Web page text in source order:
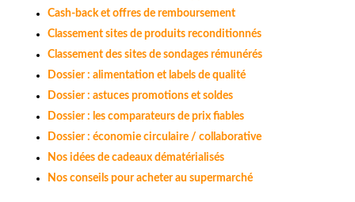
Cash-back et offres de remboursement
Classement sites de produits reconditionnés
Classement des sites de sondages rémunérés
Dossier : alimentation et labels de qualité
Dossier : astuces promotions et soldes
Dossier : les comparateurs de prix fiables
Dossier : économie circulaire / collaborative
Nos idées de cadeaux dématérialisés
Nos conseils pour acheter au supermarché